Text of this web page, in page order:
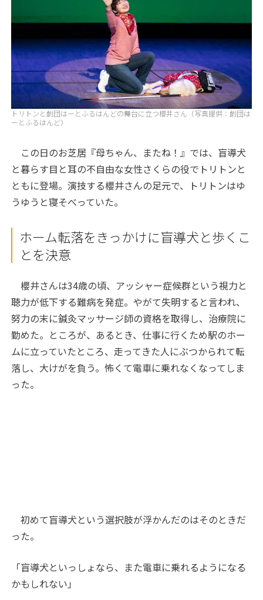
トリトンと劇団はーとふるはんどの舞台に立つ櫻井さん（写真提供：劇団は
ーとふるはんど）
この日のお芝居『母ちゃん、またね！』では、盲導犬
と暮らす目と耳の不自由な女性さくらの役でトリトンと
ともに登場。演技する櫻井さんの足元で、トリトンはゆ
うゆうと寝そべっていた。
ホーム転落をきっかけに盲導犬と歩くこ
とを決意
櫻井さんは34歳の頃、アッシャー症候群という視力と
聴力が低下する難病を発症。やがて失明すると言われ、
努力の末に鍼灸マッサージ師の資格を取得し、治療院に
勤めた。ところが、あるとき、仕事に行くため駅のホー
ムに立っていたところ、走ってきた人にぶつかられて転
落し、大けがを負う。怖くて電車に乗れなくなってしま
った。
初めて盲導犬という選択肢が浮かんだのはそのときだ
った。
「盲導犬といっしょなら、また電車に乗れるようになる
かもしれない」